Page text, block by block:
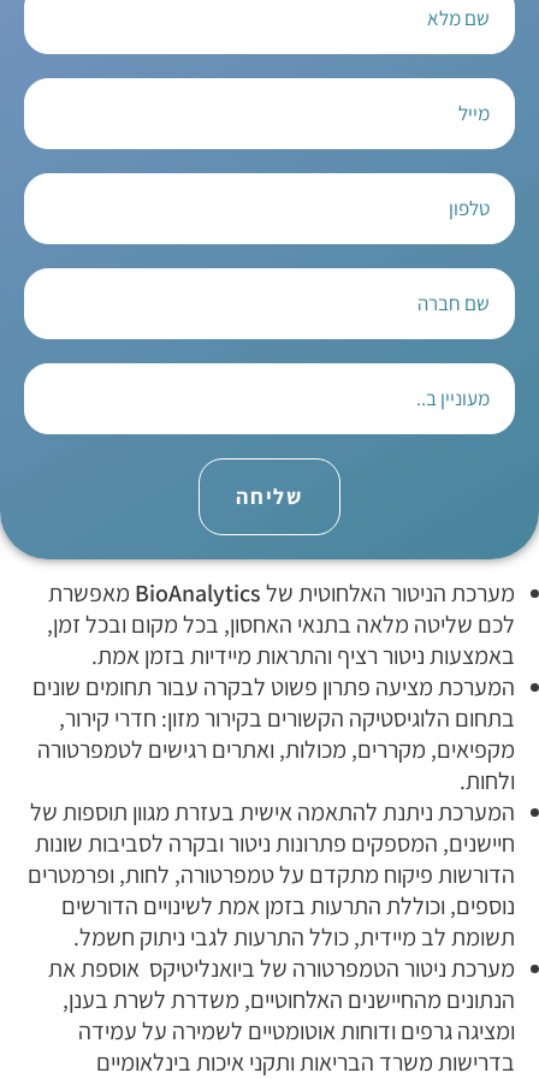
שליחה
מערכת הניטור האלחוטית שלBioAnalyticsמאפשרת
לכם שליטה מלאה בתנאי האחסון, בכל מקום ובכל זמן,
באמצעות ניטור רציף והתראות מיידיות בזמן אמת.
המערכת מציעה פתרון פשוט לבקרה עבור תחומים שונים
בתחום הלוגיסטיקה הקשורים בקירור מזון: חדרי קירור,
מקפיאים, מקררים, מכולות, ואתרים רגישים לטמפרטורה
ולחות.
המערכתניתנת להתאמה אישית בעזרת מגוון תוספות של
חיישנים, המספקים פתרונות ניטור ובקרה לסביבות שונות
הדורשות פיקוח מתקדם על טמפרטורה, לחות, ופרמטרים
נוספים, וכוללת התרעות בזמן אמת לשינויים הדורשים
תשומת לב מיידית, כולל התרעות לגבי ניתוק חשמל.
מערכת ניטור הטמפרטורה של ביואנליטיקס אוספת את
הנתונים מהחיישנים האלחוטיים, משדרת לשרת בענן,
ומציגה גרפים ודוחות אוטומטיים לשמירה על עמידה
בדרישות משרד הבריאות ותקני איכות בינלאומיים